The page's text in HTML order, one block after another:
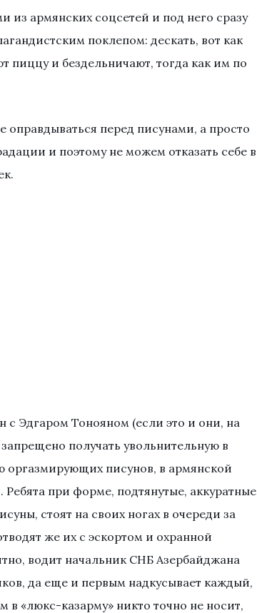
армянских соцсетей и под него сразу
поклепом: дескать, вот как
пиццу и бездельничают, тогда как им по
оправдываться перед писунами, а просто
и поэтому не можем отказать себе в
с Эдгаром Тонояном (если это и они, на
получать увольнительную в
оргазмирующих писунов, в армянской
при форме, подтянутые, аккуратные
стоят на своих ногах в очереди за
же их с эскортом и охранной
водит начальник СНБ Азербайджана
да еще и первым надкусывает каждый,
в «люкс-казарму» никто точно не носит,